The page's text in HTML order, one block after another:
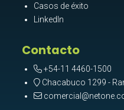
Casos de éxito
LinkedIn
Contacto
+54-11 4460-1500
Chacabuco 1299 -